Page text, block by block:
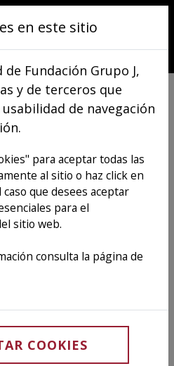
ARTÍCULOS
el
en este sitio
Fundación Grupo J,
y de terceros que
de navegación
para aceptar todas las
al sitio o haz click en
que desees aceptar
para el
sitio web.
consulta la página de
COOKIES